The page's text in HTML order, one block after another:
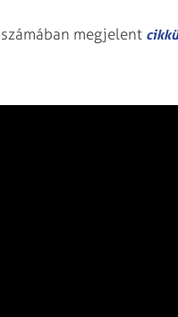
megjelent